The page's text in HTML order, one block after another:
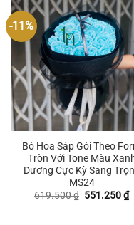
-11%
Bó Hoa Sáp Gói Theo
Tròn Với Tone Màu
Dương Cực Kỳ Sang
MS24
619.500₫ Giá
551.250₫